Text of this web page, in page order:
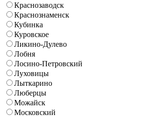
Краснозаводск
Краснознаменск
Кубинка
Куровское
Ликино-Дулево
Лобня
Лосино-Петровский
Луховицы
Лыткарино
Люберцы
Можайск
Московский